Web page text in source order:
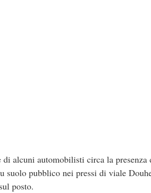
alcuni automobilisti circa la
suolo pubblico nei pressi di viale
posto.